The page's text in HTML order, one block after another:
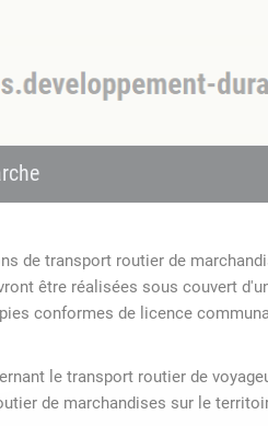
de transport routier de
être réalisées sous couvert
conformes de licence
le transport routier de
de marchandises sur le